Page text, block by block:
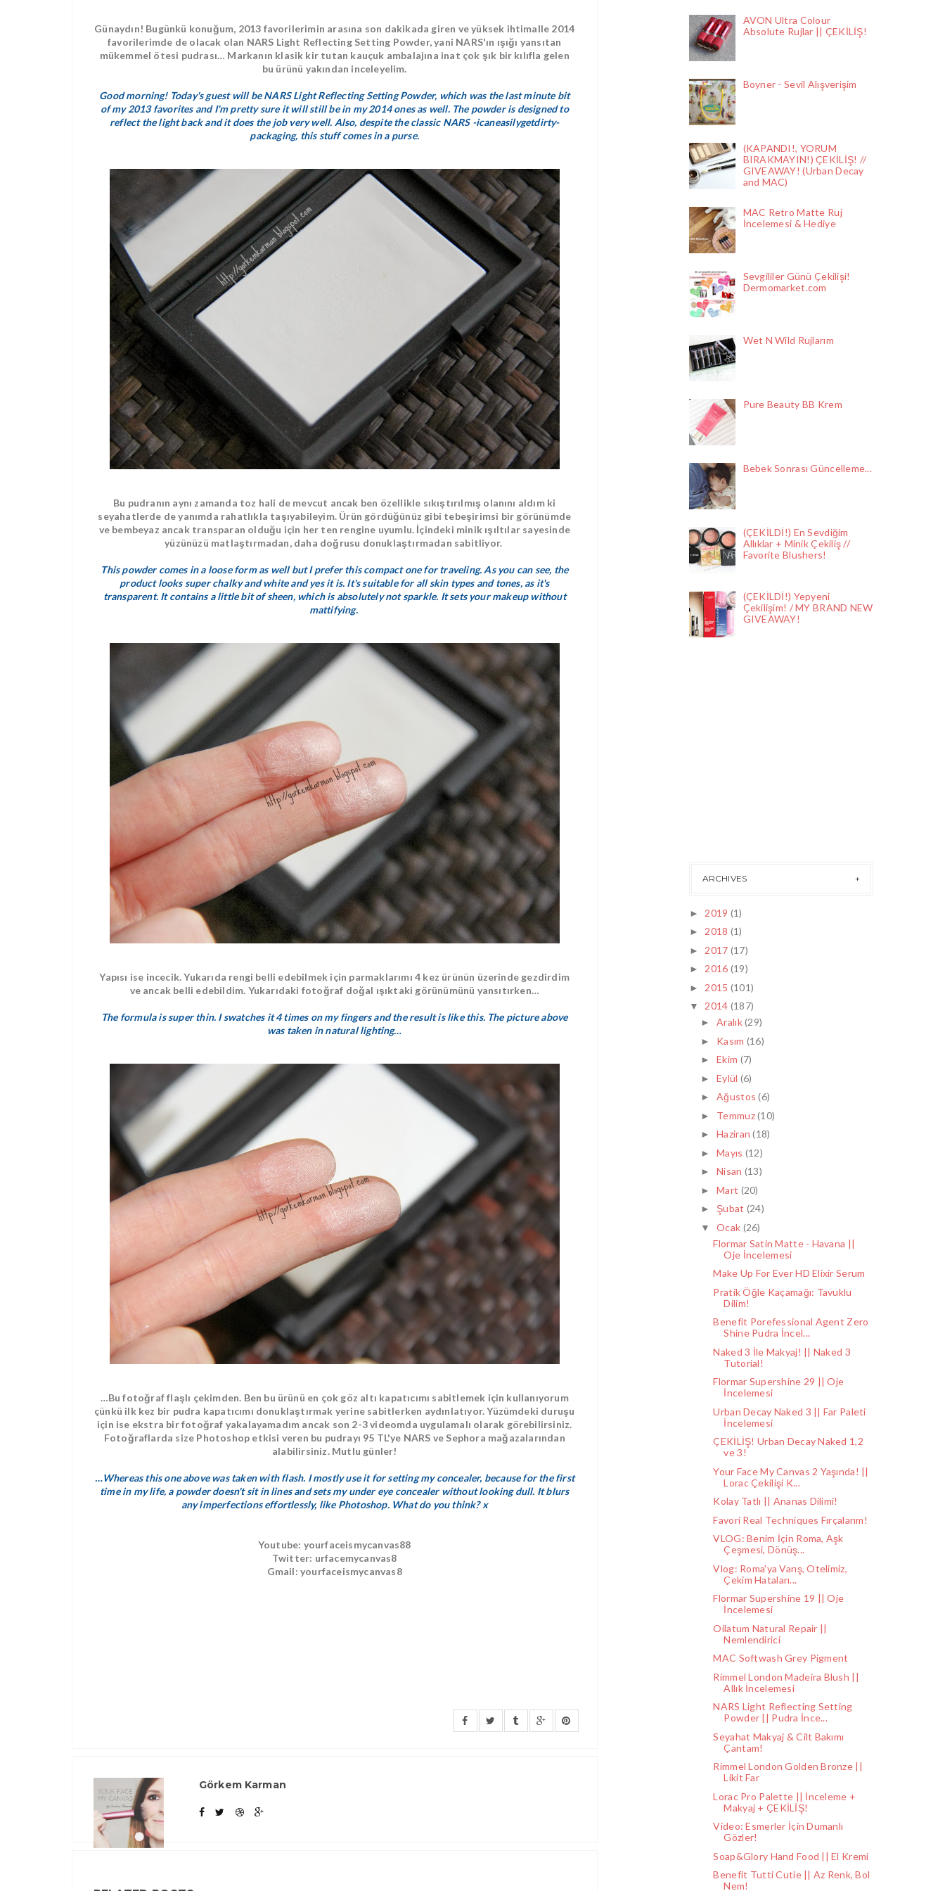
Günaydın! Bugünkü konuğum, 2013 favorilerimin arasına son dakikada giren ve yüksek ihtimalle 2014
favorilerimde de olacak olan NARS Light Reflecting Setting Powder, yani NARS'ın ışığı yansıtan
mükemmel ötesi pudrası… Markanın klasik kir tutan kauçuk ambalajına inat çok şık bir kılıfla gelen
bu ürünü yakından inceleyelim.
Good morning! Today's guest will be NARS Light Reflecting Setting Powder, which was the last minute bit
of my 2013 favorites and I'm pretty sure it will still be in my 2014 ones as well. The powder is designed to
reflect the light back and it does the job very well. Also, despite the classic NARS -icaneasilygetdirty-
packaging, this stuff comes in a purse.
Bu pudranın aynı zamanda toz hali de mevcut ancak ben özellikle sıkıştırılmış olanını aldım ki
seyahatlerde de yanımda rahatlıkla taşıyabileyim. Ürün gördüğünüz gibi tebeşirimsi bir görünümde
ve bembeyaz ancak transparan olduğu için her ten rengine uyumlu. İçindeki minik ışıltılar sayesinde
yüzünüzü matlaştırmadan, daha doğrusu donuklaştırmadan sabitliyor.
This powder comes in a loose form as well but I prefer this compact one for traveling. As you can see, the
product looks super chalky and white and yes it is. It's suitable for all skin types and tones, as it's
transparent. It contains a little bit of sheen, which is absolutely not sparkle. It sets your makeup without
mattifying.
Yapısı ise incecik. Yukarıda rengi belli edebilmek için parmaklarımı 4 kez ürünün üzerinde gezdirdim
ve ancak belli edebildim. Yukarıdaki fotoğraf doğal ışıktaki görünümünü yansıtırken…
The formula is super thin. I swatches it 4 times on my fingers and the result is like this. The picture above
was taken in natural lighting…
…Bu fotoğraf flaşlı çekimden. Ben bu ürünü en çok göz altı kapatıcımı sabitlemek için kullanıyorum
çünkü ilk kez bir pudra kapatıcımı donuklaştırmak yerine sabitlerken aydınlatıyor. Yüzümdeki duruşu
için ise ekstra bir fotoğraf yakalayamadım ancak son 2-3 videomda uygulamalı olarak görebilirsiniz.
Fotoğraflarda size Photoshop etkisi veren bu pudrayı 95 TL'ye NARS ve Sephora mağazalarından
alabilirsiniz. Mutlu günler!
…Whereas this one above was taken with flash. I mostly use it for setting my concealer, because for the first
time in my life, a powder doesn't sit in lines and sets my under eye concealer without looking dull. It blurs
any imperfections effortlessly, like Photoshop. What do you think? x
Youtube: yourfaceismycanvas88
Twitter: urfacemycanvas8
Gmail: yourfaceismycanvas8
Görkem Karman
AVON Ultra Colour
Absolute Rujlar || ÇEKİLİŞ!
Boyner - Sevil Alışverişim
(KAPANDI!, YORUM
BIRAKMAYIN!) ÇEKİLİŞ! //
GIVEAWAY! (Urban Decay
and MAC)
MAC Retro Matte Ruj
İncelemesi & Hediye
Sevgililer Günü Çekilişi!
Dermomarket.com
Wet N Wild Rujlarım
Pure Beauty BB Krem
Bebek Sonrası Güncelleme...
(ÇEKİLDİ!) En Sevdiğim
Allıklar + Minik Çekiliş //
Favorite Blushers!
(ÇEKİLDİ!) Yepyeni
Çekilişim! / MY BRAND NEW
GIVEAWAY!
ARCHIVES
► 2019 (1)
►2018 (1)
► 2017 (17)
►2016 (19)
► 2015 (101)
▼2014 (187)
►Aralık(29)
► Kasım (16)
►Ekim (7)
►Eylül (6)
►Ağustos(6)
► Temmuz(10)
►Haziran(18)
►Mayıs (12)
►Nisan (13)
►Mart (20)
► Şubat (24)
▼Ocak (26)
Flormar Satin Matte - Havana ||
Oje İncelemesi
Make Up For Ever HD Elixir Serum
Pratik Öğle Kaçamağı: Tavuklu
Dilim!
Benefit Porefessional Agent Zero
Shine Pudra İncel...
Naked 3 İle Makyaj! || Naked 3
Tutorial!
Flormar Supershine 29 || Oje
İncelemesi
Urban Decay Naked 3 || Far Paleti
İncelemesi
ÇEKİLİŞ! Urban Decay Naked 1,2
ve 3!
Your Face My Canvas 2 Yaşında! ||
Lorac Çekilişi K...
Kolay Tatlı || Ananas Dilimi!
Favori Real Techniques Fırçalarım!
VLOG: Benim İçin Roma, Aşk
Çeşmesi, Dönüş...
Vlog: Roma'ya Varış, Otelimiz,
Çekim Hataları...
Flormar Supershine 19 || Oje
İncelemesi
Oilatum Natural Repair ||
Nemlendirici
MAC Softwash Grey Pigment
Rimmel London Madeira Blush ||
Allık İncelemesi
NARS Light Reflecting Setting
Powder || Pudra İnce...
Seyahat Makyaj & Cilt Bakımı
Çantam!
Rimmel London Golden Bronze ||
Likit Far
Lorac Pro Palette || İnceleme +
Makyaj + ÇEKİLİŞ!
Video: Esmerler İçin Dumanlı
Gözler!
Soap&Glory Hand Food || El Kremi
Benefit Tutti Cutie || Az Renk, Bol
Nem!